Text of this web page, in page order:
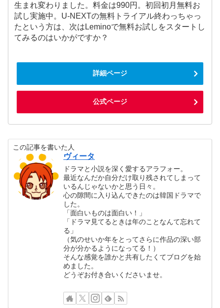
生まれ変わりました。料金は990円。初回初月無料お
試し実施中。U-NEXTの無料トライアル終わっちゃっ
たという方は、次はLeminoで無料お試しをスタートし
てみるのはいかがですか？
詳細ページ
公式ページ
この記事を書いた人
ヴィータ
ドラマと小説を深く愛するアラフォー。
最近なんだか自分だけ取り残されてしまって
いるんじゃないかと思う日々。
心の隙間に入り込んできたのは韓国ドラマで
した。
「面白いものは面白い！」
「ドラマ見てるときは年のことなんて忘れて
る」
（気のせいか年をとってさらに作品の深い部
分が分かるようになってる！）
そんな感覚を誰かと共有したくてブログを始
めました。
どうぞお付き合いくださいませ。